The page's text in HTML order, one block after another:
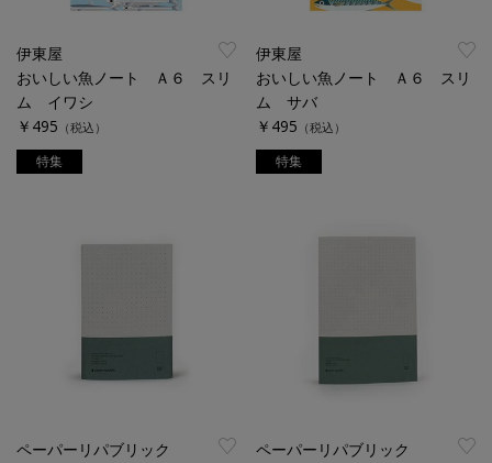
伊東屋
おいしい魚ノート Ａ６ スリ
ム イワシ
￥495 （税込）
特集
伊東屋
おいしい魚ノート Ａ６ スリ
ム サバ
￥495 （税込）
特集
ペーパーリパブリック
ペーパーリパブリック